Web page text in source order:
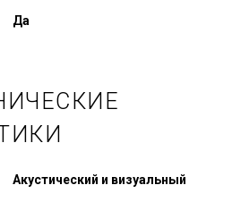
Да
Акустический и визуальный